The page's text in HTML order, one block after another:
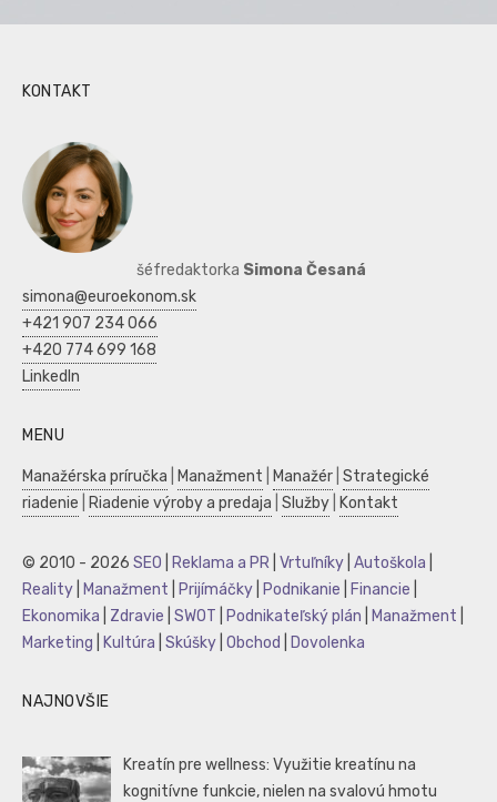
KONTAKT
šéfredaktorka Simona Česaná
simona@euroekonom.sk
+421 907 234 066
+420 774 699 168
LinkedIn
MENU
Manažérska príručka Manažment Manažér Strategické
riadenie
Riadenie výroby a predaja Služby Kontakt
© 2010 - 2026 SEO Reklama a PR Vrtuľníky Autoškola
Reality
Manažment Prijímáčky Podnikanie Financie
Ekonomika
Zdravie SWOT Podnikateľský plán Manažment
Marketing
Kultúra Skúšky Obchod Dovolenka
NAJNOVŠIE
Kreatín pre wellness: Využitie kreatínu na
kognitívne funkcie, nielen na svalovú hmotu